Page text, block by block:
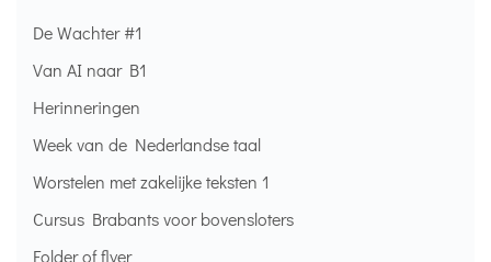
De Wachter #1
Van AI naar B1
Herinneringen
Week van de Nederlandse taal
Worstelen met zakelijke teksten 1
Cursus Brabants voor bovensloters
Folder of flyer